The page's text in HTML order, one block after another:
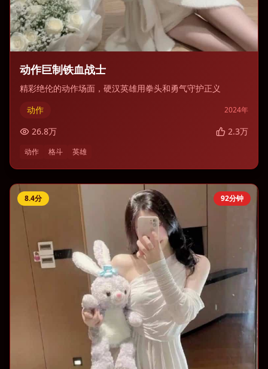
动作巨制铁血战士
精彩绝伦的动作场面，硬汉英雄用拳头和勇气守护正义
动作
2024年
26.8万 2.3万
动作 格斗 英雄
92分钟
8.4分